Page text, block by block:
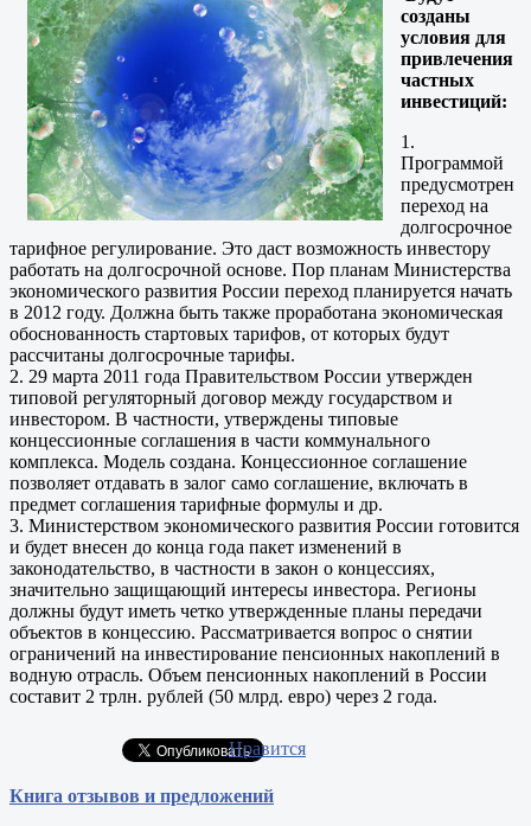
созданы
условия для
привлечения
частных
инвестиций:
1.
Программой
предусмотрен
переход на
долгосрочное
тарифное регулирование. Это даст возможность инвестору
работать на долгосрочной основе. Пор планам Министерства
экономического развития России переход планируется начать
в 2012 году. Должна быть также проработана экономическая
обоснованность стартовых тарифов, от которых будут
рассчитаны долгосрочные тарифы.
2. 29 марта 2011 года Правительством России утвержден
типовой регуляторный договор между государством и
инвестором. В частности, утверждены типовые
концессионные соглашения в части коммунального
комплекса. Модель создана. Концессионное соглашение
позволяет отдавать в залог само соглашение, включать в
предмет соглашения тарифные формулы и др.
3. Министерством экономического развития России готовится
и будет внесен до конца года пакет изменений в
законодательство, в частности в закон о концессиях,
значительно защищающий интересы инвестора. Регионы
должны будут иметь четко утвержденные планы передачи
объектов в концессию. Рассматривается вопрос о снятии
ограничений на инвестирование пенсионных накоплений в
водную отрасль. Объем пенсионных накоплений в России
составит 2 трлн. рублей (50 млрд. евро) через 2 года.
Нравится
Книга отзывов и предложений